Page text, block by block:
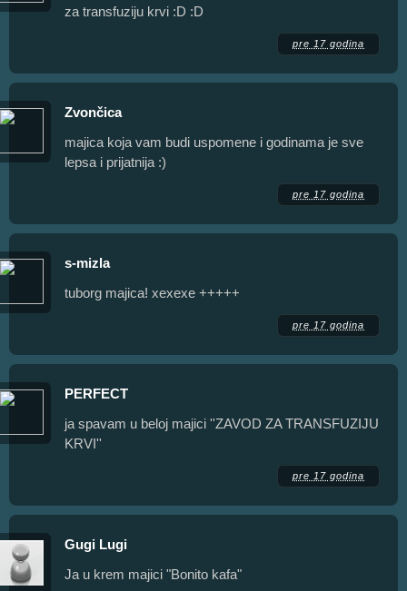
za transfuziju krvi :D :D
pre 17 godina
Zvončica
majica koja vam budi uspomene i godinama je sve
lepsa i prijatnija :)
pre 17 godina
s-mizla
tuborg majica! xexexe +++++
pre 17 godina
PERFECT
ja spavam u beloj majici ''ZAVOD ZA TRANSFUZIJU
KRVI''
pre 17 godina
Gugi Lugi
Ja u krem majici "Bonito kafa"